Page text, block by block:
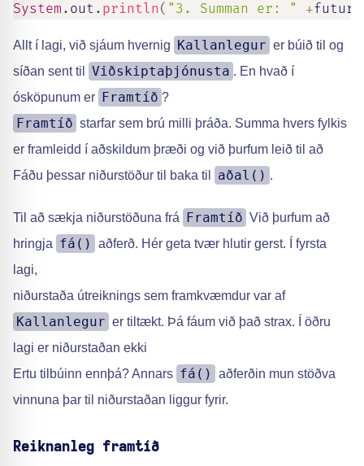
System . out . println( "3. Summan er: " +
Allt í lagi, við sjáum hvernig Kallanlegur er búið til og
síðan sent til
Viðskiptaþjónusta . En hvað í
ósköpunum er Framtíð ?
Framtíð starfar sem brú milli þráða. Summa hvers fylkis
er framleidd í aðskildum þræði og við þurfum leið til að
Fáðu þessar niðurstöður til baka til
aðal() .
Til að sækja niðurstöðuna frá Framtíð Við þurfum að
hringja fá()
aðferð. Hér geta tvær hlutir gerst. Í fyrsta
lagi,
niðurstaða útreiknings sem framkvæmdur var af
Kallanlegur er tiltækt. Þá fáum við það strax. Í öðru
lagi er niðurstaðan ekki
Ertu tilbúinn ennþá? Annars fá()
aðferðin mun stöðva
vinnuna þar til niðurstaðan liggur fyrir.
Reiknanleg framtíð